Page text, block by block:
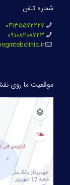
شماره تلفن
۰۴۱۳۵۵۷۲۲۲۷
۰۹۱۰۸۲۰۸۷۲۳
موقعیت ما روی